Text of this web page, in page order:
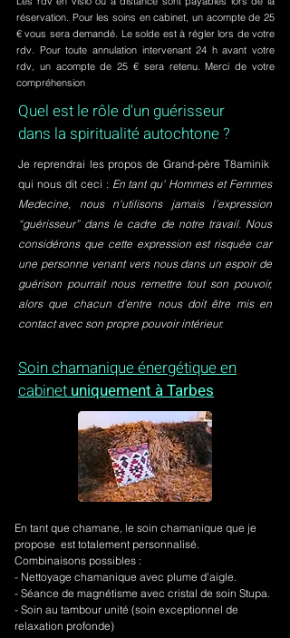
réservation. Pour les soins en cabinet, un acompte de 25
€ vous sera demandé. Le solde est à régler lors de votre
rdv. Pour toute annulation intervenant 24 h avant votre
rdv, un acompte de 25 € sera retenu. Merci de votre
compréhension
Quel est le rôle d'un guérisseur
dans la spiritualité autochtone ?
Je reprendrai les propos de Grand-père T8aminik
qui nous dit ceci : En tant qu' Hommes et Femmes
Medecine, nous n'utilisons jamais l’expression
“guérisseur” dans le cadre de notre travail. Nous
considérons que cette expression est risquée car
une personne venant vers nous dans un espoir de
guérison pourrait nous remettre tout son pouvoir,
alors que chacun d’entre nous doit être mis en
contact avec son propre pouvoir intérieur.
Soin chamanique énergétique en
cabinet uniquement à Tarbes
En tant que chamane, le soin chamanique que je
propose est totalement personnalisé.
Combinaisons possibles :
- Nettoyage chamanique avec plume d'aigle.
- Séance de magnétisme avec cristal de soin Stupa.
- Soin au tambour unité (soin exceptionnel de
relaxation profonde)